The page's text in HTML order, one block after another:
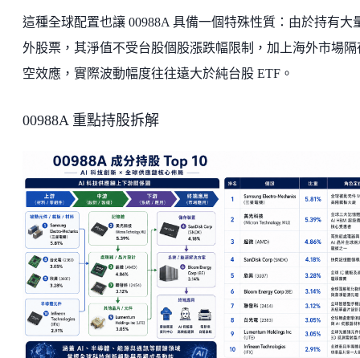
這種全球配置也讓 00988A 具備一個特殊性質：由於持有大
外股票，其淨值不受台股個股漲跌幅限制，加上海外市場隔
空效應，實際波動幅度往往遠大於純台股 ETF。
00988A 重點持股拆解